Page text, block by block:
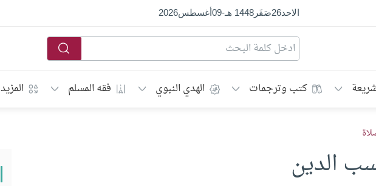
الاحد26صَفَر1448 هـ -
09أغسطس2026
كتب وترجمات الهدي النبوي فقه المسلم المزيد
الدين